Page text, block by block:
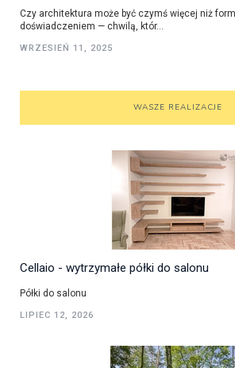
Czy architektura może być czymś więcej niż
doświadczeniem — chwilą, któr...
WRZESIEŃ 11, 2025
WASZE REALIZACJE
Cellaio - wytrzymałe półki do salonu
Półki do salonu
LIPIEC 12, 2026